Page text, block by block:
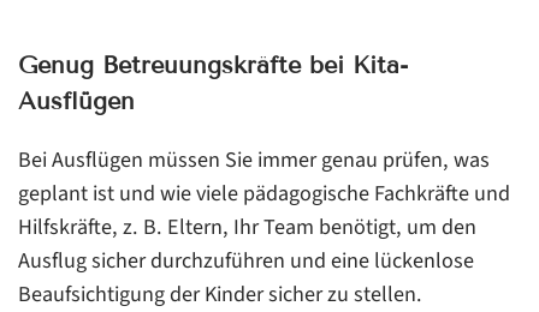
Genug Betreuungskräfte bei Kita-
Ausflügen
Bei Ausflügen müssen Sie immer genau prüfen, was
geplant ist und wie viele pädagogische Fachkräfte und
Hilfskräfte, z. B. Eltern, Ihr Team benötigt, um den
Ausflug sicher durchzuführen und eine lückenlose
Beaufsichtigung der Kinder sicher zu stellen.